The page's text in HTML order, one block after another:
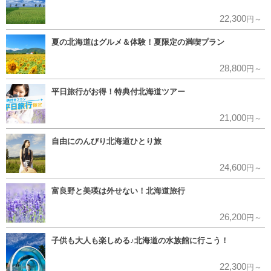
22,300円～
夏の北海道はグルメ＆体験！夏限定の満喫プラン
28,800円～
平日旅行がお得！特典付北海道ツアー
21,000円～
自由にのんびり北海道ひとり旅
24,600円～
富良野と美瑛は外せない！北海道旅行
26,200円～
子供も大人も楽しめる♪北海道の水族館に行こう！
22,300円～